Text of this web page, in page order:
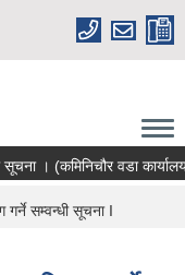
। (कमिनिचौर वडा
सम्वन्धी सूचना I